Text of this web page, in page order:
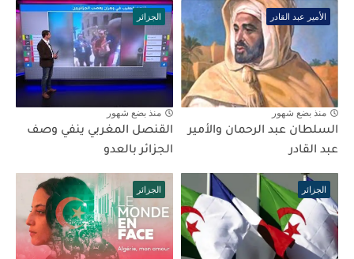
الأمير عبد القادر
منذ بضع شهور
السلطان عبد الرحمان والأمير
عبد القادر
الجزائر
منذ بضع شهور
القنصل المغربي ينفي وصف
الجزائر بالعدو
الجزائر الجزائر